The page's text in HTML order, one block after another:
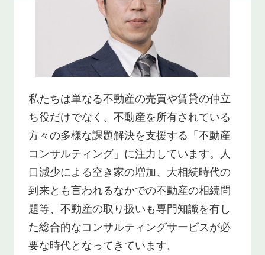
私たちは単なる不動産の売買や賃貸の仲立
ち役だけでなく、不動産を所有されている
方々の多様な課題解決を支援する「不動産
コンサルティング」に注力しています。人
口減少による空き家の増加、大相続時代の
到来とも言われるなかでの不動産の相続問
題等、不動産の取り扱いも専門知識を有し
た総合的なコンサルティングサービスが必
要な時代となってきています。